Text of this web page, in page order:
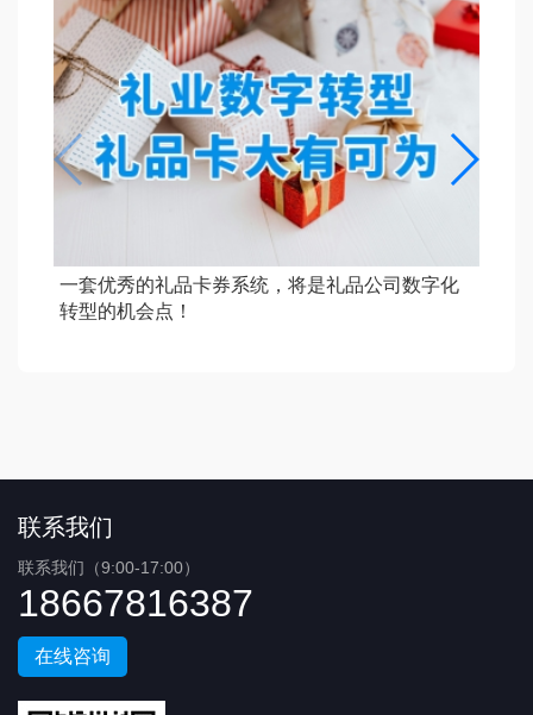
一套优秀的礼品卡券系统，将是礼品公司数字化
转型的机会点！
联系我们
联系我们（9:00-17:00）
18667816387
在线咨询